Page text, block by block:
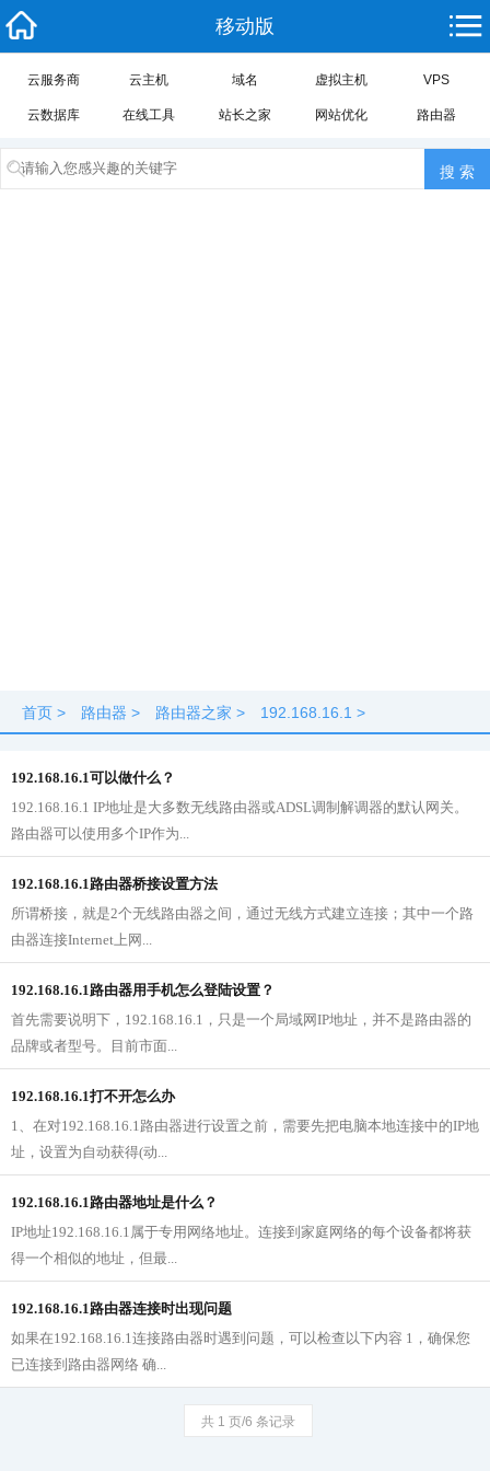
移动版
云服务商 云主机 域名 虚拟主机 VPS
云数据库 在线工具 站长之家 网站优化 路由器
首页 > 路由器 > 路由器之家 > 192.168.16.1 >
192.168.16.1可以做什么？
192.168.16.1 IP地址是大多数无线路由器或ADSL调制解调器的默认网关。
路由器可以使用多个IP作为...
192.168.16.1路由器桥接设置方法
所谓桥接，就是2个无线路由器之间，通过无线方式建立连接；其中一个路
由器连接Internet上网...
192.168.16.1路由器用手机怎么登陆设置？
首先需要说明下，192.168.16.1，只是一个局域网IP地址，并不是路由器的
品牌或者型号。目前市面...
192.168.16.1打不开怎么办
1、在对192.168.16.1路由器进行设置之前，需要先把电脑本地连接中的IP地
址，设置为自动获得(动...
192.168.16.1路由器地址是什么？
IP地址192.168.16.1属于专用网络地址。连接到家庭网络的每个设备都将获
得一个相似的地址，但最...
192.168.16.1路由器连接时出现问题
如果在192.168.16.1连接路由器时遇到问题，可以检查以下内容 1，确保您
已连接到路由器网络 确...
共 1 页/6 条记录